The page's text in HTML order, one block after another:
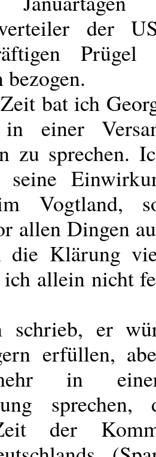
der
bat ich
einer
zu sprechen.
Vogtland,
allen Dingen
die Klärung
allein nicht
schrieb, er
erfüllen,
in
der